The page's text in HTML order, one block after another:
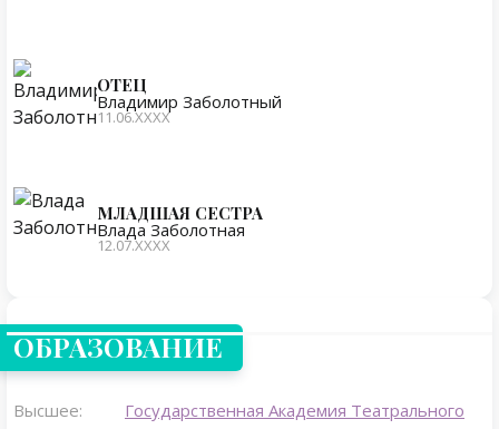
ОТЕЦ
Владимир Заболотный
11.06.ХХХХ
МЛАДШАЯ СЕСТРА
Влада Заболотная
12.07.ХХХХ
ОБРАЗОВАНИЕ
Высшее:
Государственная Академия Театрального